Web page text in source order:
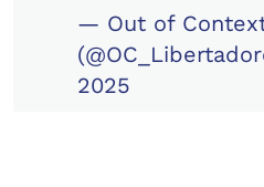
— Out of
2025